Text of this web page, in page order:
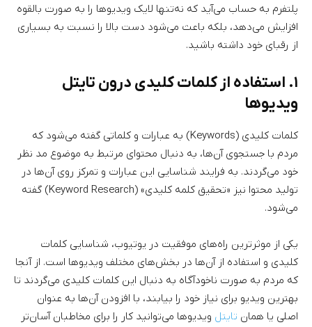
پلتفرم به حساب می‌آید که نه‌تنها لایک ویدیوها را به صورت بالقوه
افزایش می‌دهد، بلکه باعث می‌شود دست بالا را نسبت به بسیاری
از رقبای خود داشته باشید.
۱. استفاده از کلمات کلیدی درون تایتل
ویدیوها
کلمات کلیدی (Keywords) به عبارات و کلماتی گفته می‌شود که
مردم با جستجوی آن‌ها، به دنبال محتوای مرتبط به موضوع مد نظر
خود می‌گردند. به فرایند شناسایی این عبارات و تمرکز روی آن‌ها در
تولید محتوا نیز «تحقیق کلمه کلیدی» (Keyword Research) گفته
می‌شود.
یکی از موثرترین راه‌های موفقیت در یوتیوب، شناسایی کلمات
کلیدی و استفاده از آن‌ها در بخش‌های مختلف ویدیوها است. از آنجا
که مردم به صورت ناخودآگاه به دنبال این کلمات کلیدی می‌گردند تا
بهترین ویدیو برای نیاز خود را بیابند، با افزودن آن‌ها به عنوان
اصلی یا همان تایتل ویدیوها می‌توانید کار را برای مخاطبان آسان‌تر